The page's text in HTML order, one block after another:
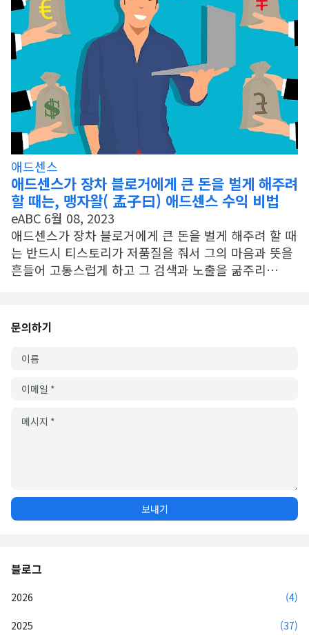
애드센스
애드센스가 장차 블로거에게 큰 돈을 벌게 해주려
할 때는, 맹자왈( 孟子曰) 애드센스 수익 비법
eABC 6월 08, 2023
애드센스가 장차 블로거에게 큰 돈을 벌게 해주려 할 때
는 반드시 티스토리가 저품질을 줘서 그의 마음과 뜻을
흔들어 고통스럽게 하고 그 검색과 노출을 굶주리…
문의하기
블로그
2026 (4)
2025 (37)